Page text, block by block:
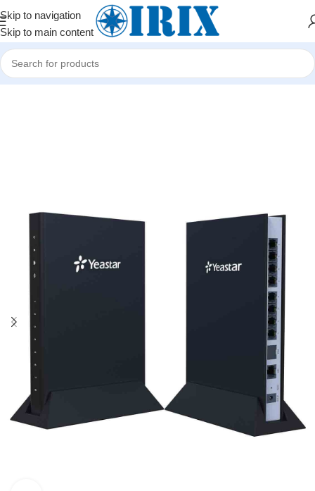
Skip to navigation
Skip to main content
Home/Shop/İP telefoniya və mini ATS avadanlıqları